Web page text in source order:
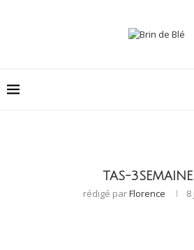
TAS-
rédigé parFlorence 8